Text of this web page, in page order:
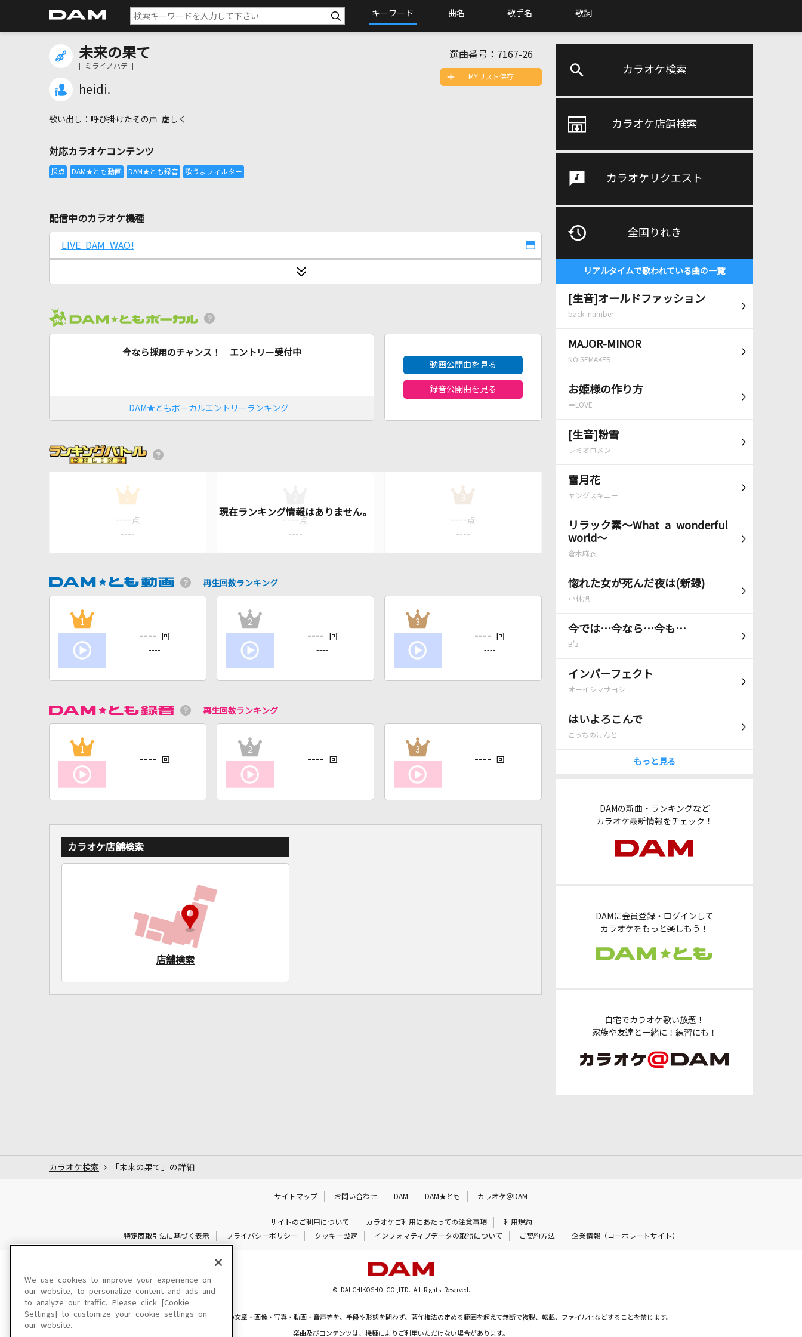
キーワード 曲名 歌手名 歌詞
カラオケ検索
カラオケ店舗検索
カラオケリクエスト
全国りれき
リアルタイムで歌われている曲の一覧
[生音]オールドファッション
back number
MAJOR-MINOR
NOISEMAKER
お姫様の作り方
＝LOVE
[生音]粉雪
レミオロメン
雪月花
ヤングスキニー
リラック素～What a wonderful
world～
倉木麻衣
惚れた女が死んだ夜は(新録)
小林旭
今では…今なら…今も…
B'z
インパーフェクト
オーイシマサヨシ
はいよろこんで
こっちのけんと
もっと見る
DAMの新曲・ランキングなど
カラオケ最新情報をチェック！
DAMに会員登録・ログインして
カラオケをもっと楽しもう！
自宅でカラオケ歌い放題！
家族や友達と一緒に！練習にも！
未来の果て
[ ミライノハテ ]
heidi.
選曲番号： 7167-26
呼び掛けたその声 虚しく
対応カラオケコンテンツ
MYリスト保存
配信中のカラオケ機種
LIVE DAM WAO!
今なら採用のチャンス！ エントリー受付中
DAM★ともボーカルエントリーランキング
動画公開曲を見る
録音公開曲を見る
1
---- 点
----
---- 点
----
3
---- 点
----
再生回数ランキング
1
---- 回
----
2
---- 回
----
3
---- 回
----
再生回数ランキング
1
---- 回
----
2
---- 回
----
3
---- 回
----
カラオケ店舗検索
店舗検索
カラオケ検索 「未来の果て」の詳細
サイトマップ お問い合わせ DAM DAM★とも カラオケ＠DAM
サイトのご利用について カラオケご利用にあたっての注意事項
利用規約
特定商取引法に基づく表示
プライバシーポリシー クッキー設定 インフォマティブデータの取得について ご契約方法 企業情報（コーポレートサイト）
© DAIICHIKOSHO CO.,LTD. All Rights Reserved.
このサイトに掲載されている一切の文章・画像・写真・動画・音声等を、手段や形態を問わず、著作権法の定める範囲を超えて無断で複製、転載、ファイル化などすることを禁じます。
楽曲及びコンテンツは、機種によりご利用いただけない場合があります。
We use cookies to improve your experience on
our website, to personalize content and ads and
to analyze our traffic. Please click [Cookie
Settings] to customize your cookie settings on
our website.